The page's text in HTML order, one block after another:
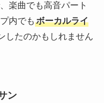
楽曲でも高音パート
内でも ボーカルライ
したのかもしれません
ン